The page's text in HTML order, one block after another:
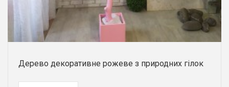
Дерево декоративне рожеве з природних гілок